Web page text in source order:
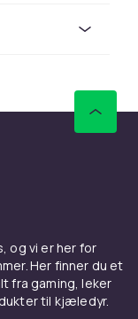
Olefin og
og
og vi er her for
Her finner du et
fra gaming, leker
til kjæledyr.